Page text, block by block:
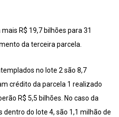
R$ 19,7 bilhões para 31
da terceira parcela.
no lote 2 são 8,7
crédito da parcela 1 realizado
R$ 5,5 bilhões. No caso da
do lote 4, são 1,1 milhão de